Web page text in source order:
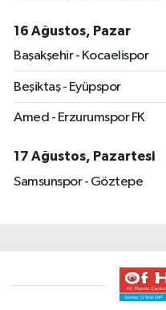
16 Ağustos, Pazar
Başakşehir - Kocaelispor
Beşiktaş - Eyüpspor
Amed - Erzurumspor FK
17 Ağustos, Pazartesi
Samsunspor - Göztepe